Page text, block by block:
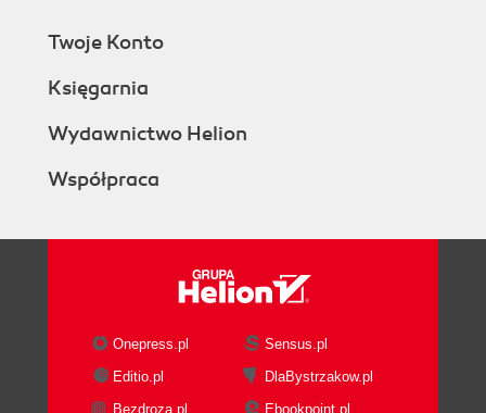
Twoje Konto
Księgarnia
Wydawnictwo Helion
Współpraca
Onepress.pl
Sensus.pl
Editio.pl
DlaBystrzakow.pl
Bezdroza.pl
Ebookpoint.pl